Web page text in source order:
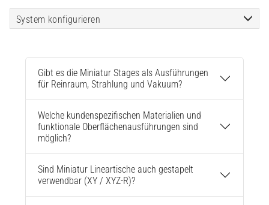
System konfigurieren
Gibt es die Miniatur Stages als Ausführungen
für Reinraum, Strahlung und Vakuum?
Welche kundenspezifischen Materialien und
funktionale Oberflächenausführungen sind
möglich?
Sind Miniatur Lineartische auch gestapelt
verwendbar (XY / XYZ-R)?